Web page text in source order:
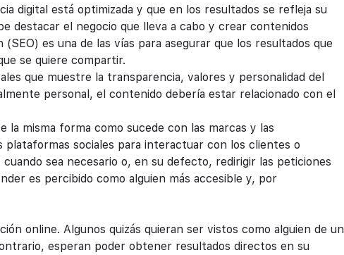
digital está optimizada y que en los resultados se refleja su
destacar el negocio que lleva a cabo y crear contenidos
es una de las vías para asegurar que los resultados que
se quiere compartir.
que muestre la transparencia, valores y personalidad del
personal, el contenido debería estar relacionado con el
misma forma como sucede con las marcas y las
sociales para interactuar con los clientes o
sea necesario o, en su defecto, redirigir las peticiones
es percibido como alguien más accesible y, por
online. Algunos quizás quieran ser vistos como alguien de un
esperan poder obtener resultados directos en su